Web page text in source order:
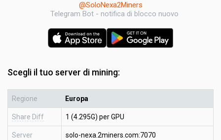
@SoloNexa2Miners
Telegram Bot - notifica di blocco nuovo
Scegli il tuo server di mining:
Regione Europa
Share Diff 1 (4.295G) per GPU
Server solo-nexa.2miners.com:7070